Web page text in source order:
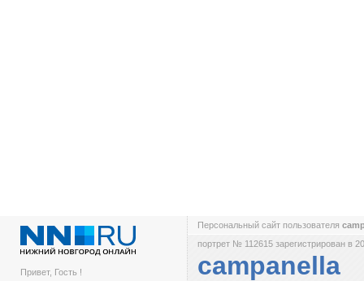
Привет, Гость !
Персональный сайт пользователя
портрет № 112615 зарегистрирован в
campanella